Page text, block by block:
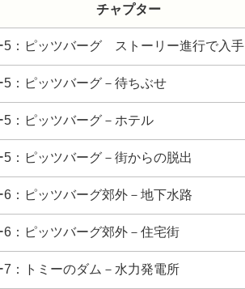
チャプター
5：ピッツバーグ ストーリー進行で入手
5：ピッツバーグ－待ちぶせ
5：ピッツバーグ－ホテル
5：ピッツバーグ－街からの脱出
6：ピッツバーグ郊外－地下水路
6：ピッツバーグ郊外－住宅街
7：トミーのダム－水力発電所